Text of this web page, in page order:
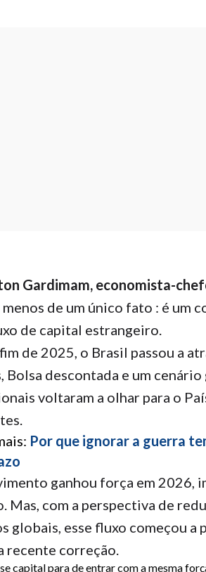
Gardimam, economista-
de um único fato : é um
de capital estrangeiro.
de 2025, o Brasil passou a
Bolsa descontada e um
voltaram a olhar para o
Por que ignorar a guerra
ganhou força em 2026,
Mas, com a perspectiva de
globais, esse fluxo começou a
recente correção.
capital para de entrar com a mesma